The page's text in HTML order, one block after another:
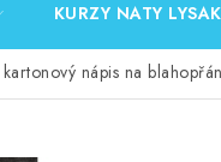
KURZY NATY LYSAK
nápis na